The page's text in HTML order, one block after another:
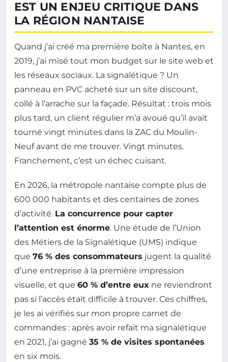
EST UN ENJEU CRITIQUE DANS
LA RÉGION NANTAISE
Quand j’ai créé ma première boîte à Nantes, en
2019, j’ai misé tout mon budget sur le site web et
les réseaux sociaux. La signalétique ? Un
panneau en PVC acheté sur un site discount,
collé à l’arrache sur la façade. Résultat : trois mois
plus tard, un client régulier m’a avoué qu’il avait
tourné vingt minutes dans la ZAC du Moulin-
Neuf avant de me trouver. Vingt minutes.
Franchement, c’est un échec cuisant.
En 2026, la métropole nantaise compte plus de
600 000 habitants et des centaines de zones
d’activité. La concurrence pour capter
l’attention est énorme. Une étude de l’Union
des Métiers de la Signalétique (UMS) indique
que 76 % des consommateurs jugent la qualité
d’une entreprise à la première impression
visuelle, et que 60 % d’entre eux ne reviendront
pas si l’accès était difficile à trouver. Ces chiffres,
je les ai vérifiés sur mon propre carnet de
commandes : après avoir refait ma signalétique
en 2021, j’ai gagné 35 % de visites spontanées
en six mois.